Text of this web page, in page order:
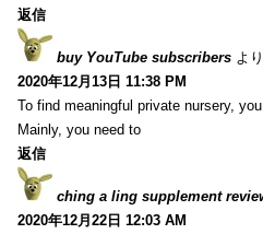
返信
buy YouTube subscribers よ
2020年12月13日 11:38 PM
To find meaningful private nursery,
Mainly, you need to
返信
ching a ling supplement
2020年12月22日 12:03 AM